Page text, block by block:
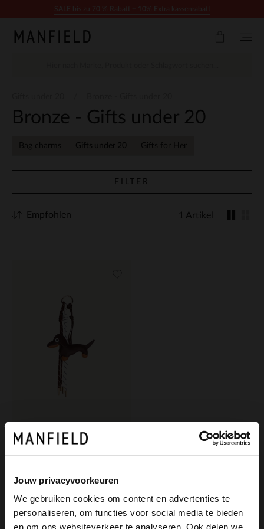
Jouw privacyvoorkeuren
We gebruiken cookies om content en advertenties te
personaliseren, om functies voor social media te bieden
Bronze - Gifts under 20
Bag charms Gifts under 20 Gifts for Her
FILTER
1 Artikel
Empfohlen
Manfield
Taschen-Charm Dackel